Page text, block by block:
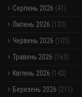
Серпень 2026 (41)
Липень 2026 (132)
Червень 2026 (105)
Травень 2026 (163)
Квітень 2026 (142)
Березень 2026 (211)